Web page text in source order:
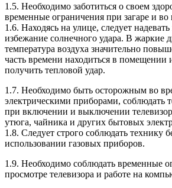
1.5. Необходимо заботиться о своем
временные ограничения при загаре и во
1.6. Находясь на улице, следует
избежание солнечного удара. В жаркие
температура воздуха значительно
часть времени находиться в помещении
получить тепловой удар.
1.7. Необходимо быть осторожным во
электрическими приборами, соблюдать
при включении и выключении
утюга, чайника и других бытовых
1.8. Следует строго соблюдать технику
использовании газовых приборов.
1.9. Необходимо соблюдать временные
просмотре телевизора и работе на